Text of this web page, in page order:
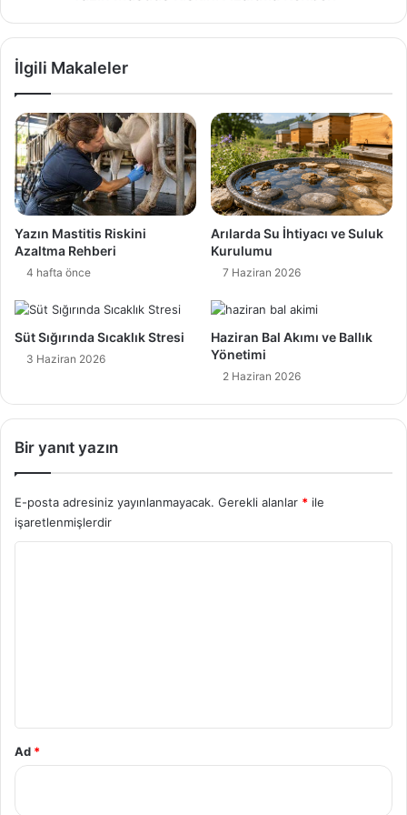
r
u
l
u
m
k
i
n
i
A
a
l
m
a
R
i
İlgili Makaleler
Yazın Mastitis Riskini
Azaltma Rehberi
4 hafta önce
Arılarda Su İhtiyacı ve Suluk
Kurulumu
7 Haziran 2026
Süt Sığırında Sıcaklık Stresi
3 Haziran 2026
Haziran Bal Akımı ve Ballık
Yönetimi
2 Haziran 2026
Bir yanıt yazın
E-posta adresiniz yayınlanmayacak. Gerekli alanlar * ile
işaretlenmişlerdir
Ad *